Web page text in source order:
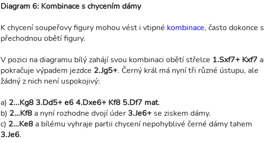
Diagram 6: Kombinace s chycením dámy
K chycení soupeřovy figury mohou vést i vtipné kombinace, často dokonce s
přechodnou obětí figury.
V pozici na diagramu bílý zahájí svou kombinaci obětí střelce 1.Sxf7+ Kxf7a
pokračuje výpadem jezdce 2.Jg5+. Černý král má nyní tři různé ústupu, ale
žádný z nich není uspokojivý:
a) 2...Kg8 3.Dd5+ e6 4.Dxe6+ Kf8 5.Df7 mat.
b) 2...Kf8a nyní rozhodne dvojí úder 3.Je6+se ziskem dámy.
c) 2...Ke8a bílému vyhraje partii chycení nepohyblivé černé dámy tahem
3.Je6.